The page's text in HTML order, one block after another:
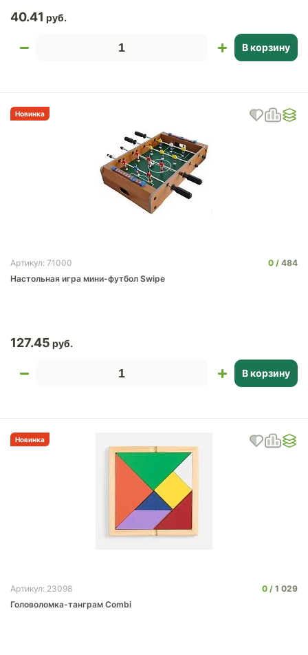
40.41
В корзину
Новинка
Артикул: 71000 0
484
Настольная игра мини-футбол Swipe
127.45
В корзину
Новинка
Артикул: 23098 0
1 029
Головоломка-танграм Combi